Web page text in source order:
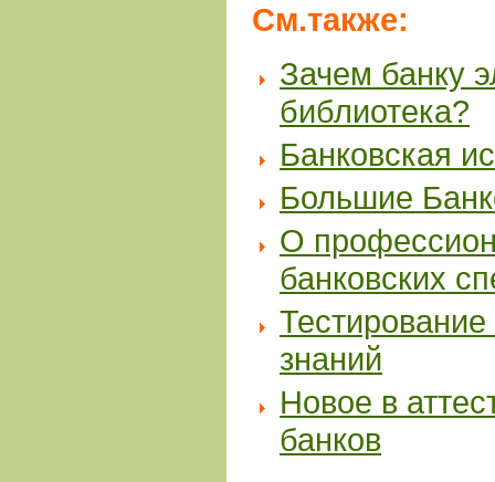
См.также:
Зачем банку
библиотека?
Банковская
Большие
О
банковских
знаний
Новое в
банков